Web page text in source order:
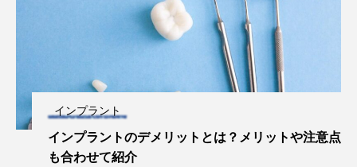
インプラント
インプラントのデメリットとは？メリットや注意点
も合わせて紹介